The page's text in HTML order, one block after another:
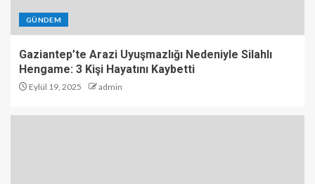
GÜNDEM
Gaziantep’te Arazi Uyuşmazlığı Nedeniyle Silahlı
Hengame: 3 Kişi Hayatını Kaybetti
Eylül 19, 2025 admin